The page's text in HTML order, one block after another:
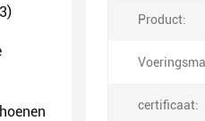
Product:
certificaat: